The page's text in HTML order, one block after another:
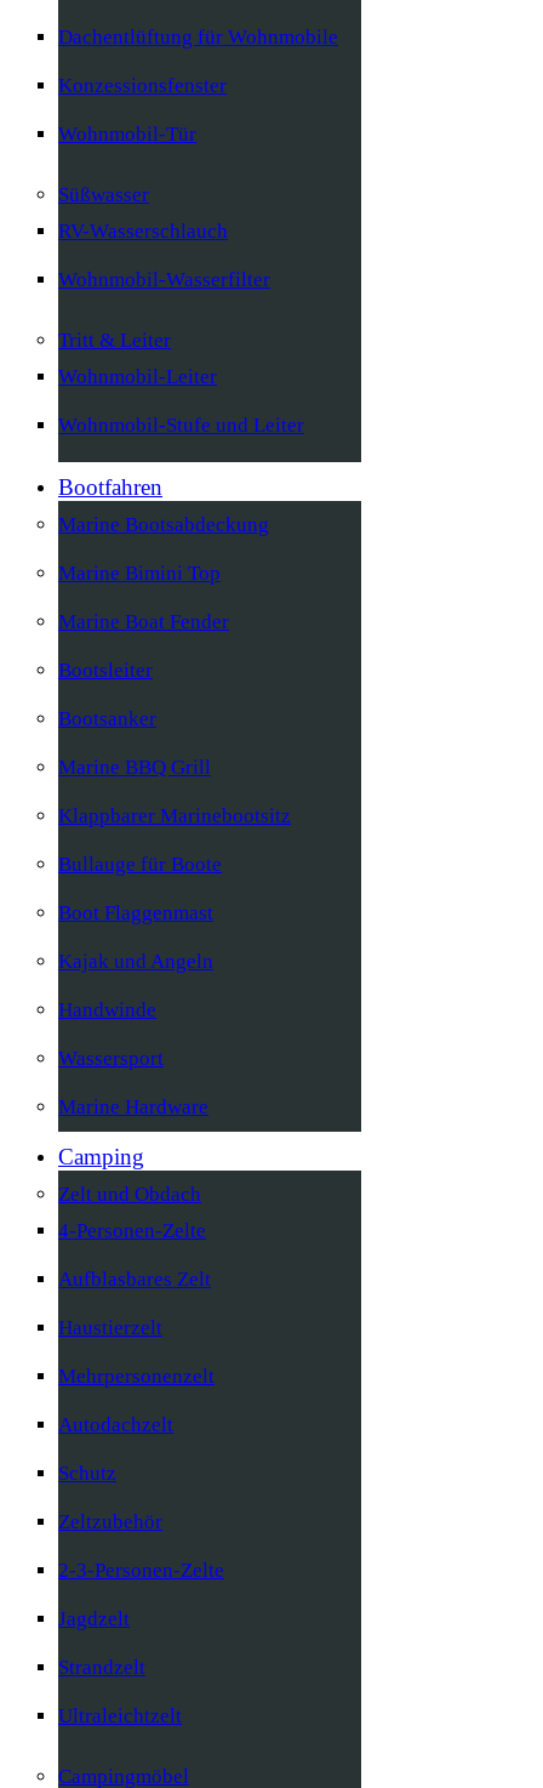
Dachentlüftung für Wohnmobile
Konzessionsfenster
Wohnmobil-Tür
Süßwasser
RV-Wasserschlauch
Wohnmobil-Wasserfilter
Tritt & Leiter
Wohnmobil-Leiter
Wohnmobil-Stufe und Leiter
Bootfahren
Marine Bootsabdeckung
Marine Bimini Top
Marine Boat Fender
Bootsleiter
Bootsanker
Marine BBQ Grill
Klappbarer Marinebootsitz
Bullauge für Boote
Boot Flaggenmast
Kajak und Angeln
Handwinde
Wassersport
Marine Hardware
Camping
Zelt und Obdach
4-Personen-Zelte
Aufblasbares Zelt
Haustierzelt
Mehrpersonenzelt
Autodachzelt
Schutz
Zeltzubehör
2-3-Personen-Zelte
Jagdzelt
Strandzelt
Ultraleichtzelt
Campingmöbel